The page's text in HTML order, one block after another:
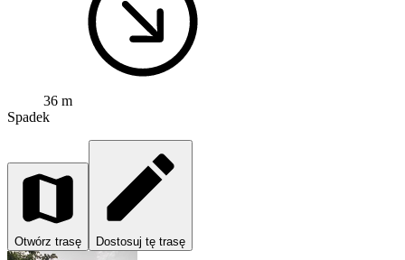
36 m
Spadek
Otwórz trasę Dostosuj tę trasę